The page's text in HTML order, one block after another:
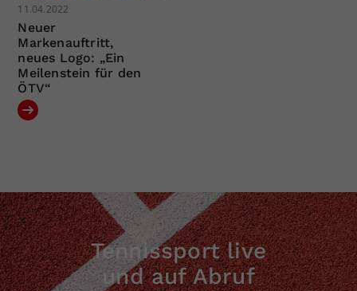
11.04.2022
Neuer
Markenauftritt,
neues Logo: „Ein
Meilenstein für den
ÖTV“
Tennissport live
und auf Abruf